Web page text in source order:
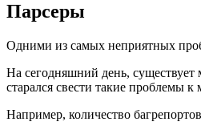
Парсеры
Одними из самых неприятных
На сегодняшний день, существует
старался свести такие проблемы
Например, количество